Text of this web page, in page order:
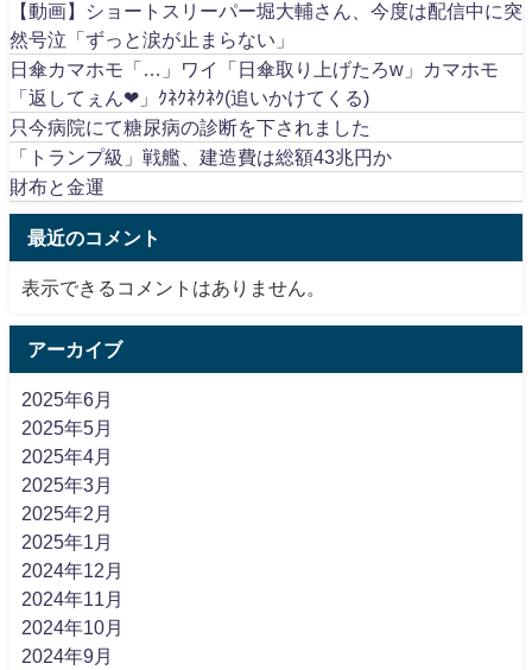
【動画】ショートスリーパー堀大輔さん、今度は配信中に突
然号泣「ずっと涙が止まらない」
日傘カマホモ「…」ワイ「日傘取り上げたろw」カマホモ
「返してぇん❤」ｸﾈｸﾈｸﾈｸ(追いかけてくる)
只今病院にて糖尿病の診断を下されました
「トランプ級」戦艦、建造費は総額43兆円か
財布と金運
最近のコメント
表示できるコメントはありません。
アーカイブ
2025年6月
2025年5月
2025年4月
2025年3月
2025年2月
2025年1月
2024年12月
2024年11月
2024年10月
2024年9月